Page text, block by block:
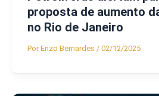
proposta de aumento
no Rio de Janeiro
PorEnzo Bernardes / 02/12/2025